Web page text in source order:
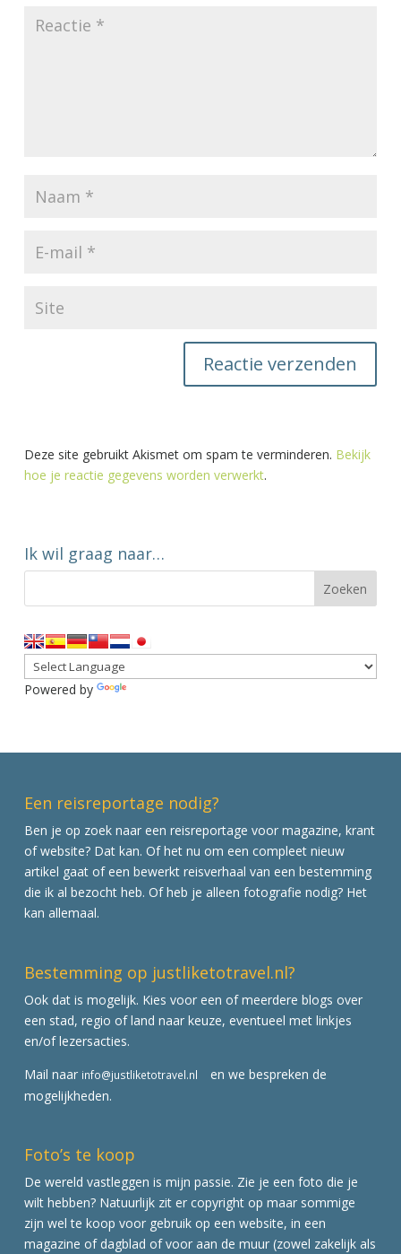
Deze site gebruikt Akismet om spam te verminderen. Bekijk
hoe je reactie gegevens worden verwerkt.
Ik wil graag naar…
Powered by
Een reisreportage nodig?
Ben je op zoek naar een reisreportage voor magazine, krant
of website? Dat kan. Of het nu om een compleet nieuw
artikel gaat of een bewerkt reisverhaal van een bestemming
die ik al bezocht heb. Of heb je alleen fotografie nodig? Het
kan allemaal.
Bestemming op justliketotravel.nl?
Ook dat is mogelijk. Kies voor een of meerdere blogs over
een stad, regio of land naar keuze, eventueel met linkjes
en/of lezersacties.
Mail naar info@justliketotravel.nl
en we bespreken de
mogelijkheden.
Foto’s te koop
De wereld vastleggen is mijn passie. Zie je een foto die je
wilt hebben? Natuurlijk zit er copyright op maar sommige
zijn wel te koop voor gebruik op een website, in een
magazine of dagblad of voor aan de muur (zowel zakelijk als